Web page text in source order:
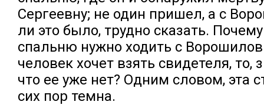
Сергеевну; не один пришел, а с
ли это было, трудно сказать.
спальню нужно ходить с
человек хочет взять свидетеля, то,
что ее уже нет? Одним словом, эта
сих пор темна.